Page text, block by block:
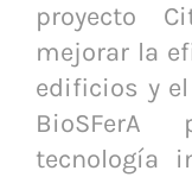
proyecto
mejorar la
edificios y
BioSFerA
tecnología